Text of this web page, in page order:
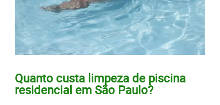
Quanto custa limpeza de piscina
residencial em São Paulo?